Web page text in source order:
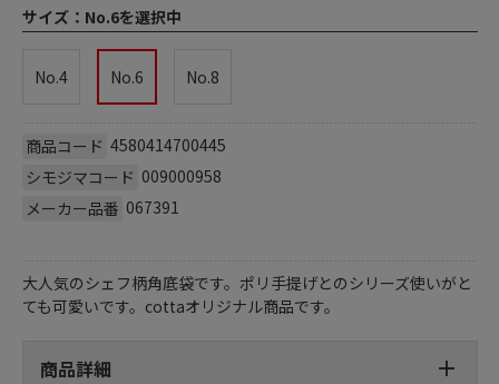
サイズ： No.6を選択中
No.4 No.6 No.8
商品コード 4580414700445
シモジマコード 009000958
メーカー品番 067391
大人気のシェフ柄角底袋です。ポリ手提げとのシリーズ使いがと
ても可愛いです。cottaオリジナル商品です。
商品詳細